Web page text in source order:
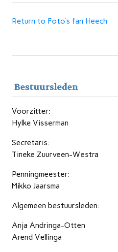
Return to Foto’s fan Heech
Bestuursleden
Voorzitter:
Hylke Visserman
Secretaris:
Tineke Zuurveen-Westra
Penningmeester:
Mikko Jaarsma
Algemeen bestuursleden:
Anja Andringa-Otten
Arend Vellinga